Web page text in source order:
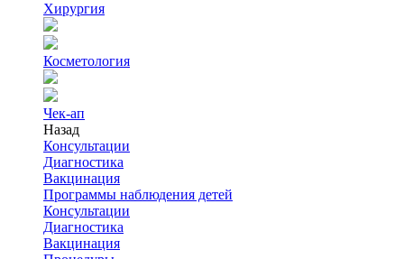
Хирургия
Косметология
Чек-ап
Назад
Консультации
Диагностика
Вакцинация
Программы наблюдения детей
Консультации
Диагностика
Вакцинация